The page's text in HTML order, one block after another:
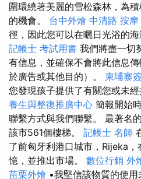
圍環繞著美麗的雪松森林，為
的機會。 台中外燴 中清路 按摩
徑，因此您可以在曬日光浴的海
記帳士 考試用書 我們將盡一切
有信息，並確保不會將此信息
於廣告或其他目的）。 柬埔寨
您發現孩子提供了有關您或未經
養生與整復推廣中心 簡報開始
聯繫方式與我們聯繫。 最著名
該市561個樓梯。 記帳士 名師
了前匈牙利港口城市，Rijeka
憶，並推出市場。 數位行銷 外
苗栗外燴 •我堅信該物質的使